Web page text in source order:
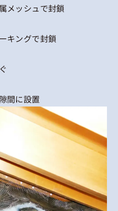
メッシュで封鎖
キングで封鎖
間に設置